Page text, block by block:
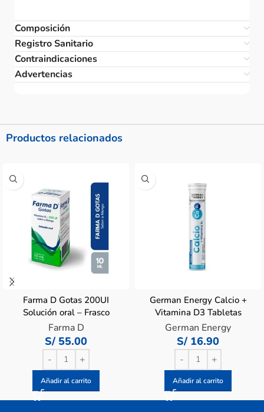
Composición
Registro Sanitario
Contraindicaciones
Advertencias
Productos relacionados
Farma D Gotas 200UI
Solución oral – Frasco
10ml
Farma D
S/ 55.00
Añadir al carrito
German Energy Calcio +
Vitamina D3 Tabletas
Efervescentes – Tubo 20
UN
German Energy
S/ 16.90
Añadir al carrito